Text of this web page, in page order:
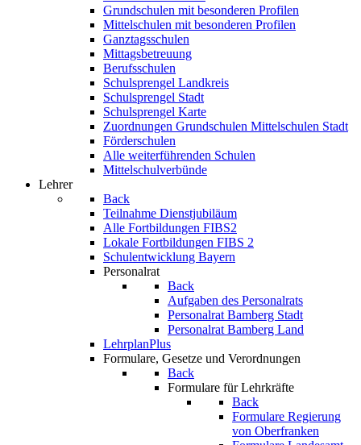
Grundschulen mit besonderen Profilen
Mittelschulen mit besonderen Profilen
Ganztagsschulen
Mittagsbetreuung
Berufsschulen
Schulsprengel Landkreis
Schulsprengel Stadt
Schulsprengel Karte
Zuordnungen Grundschulen Mittelschulen Stadt
Förderschulen
Alle weiterführenden Schulen
Mittelschulverbünde
Lehrer
Back
Teilnahme Dienstjubiläum
Alle Fortbildungen FIBS2
Lokale Fortbildungen FIBS 2
Schulentwicklung Bayern
Personalrat
Back
Aufgaben des Personalrats
Personalrat Bamberg Stadt
Personalrat Bamberg Land
LehrplanPlus
Formulare, Gesetze und Verordnungen
Back
Formulare für Lehrkräfte
Back
Formulare Regierung
von Oberfranken